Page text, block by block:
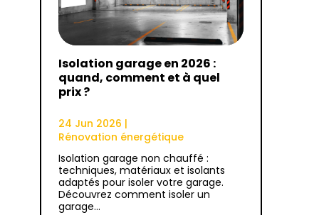
Isolation garage en 2026 :
quand, comment et à quel
prix ?
24 Jun 2026 |
Rénovation énergétique
Isolation garage non chauffé :
techniques, matériaux et isolants
adaptés pour isoler votre garage.
Découvrez comment isoler un
garage…